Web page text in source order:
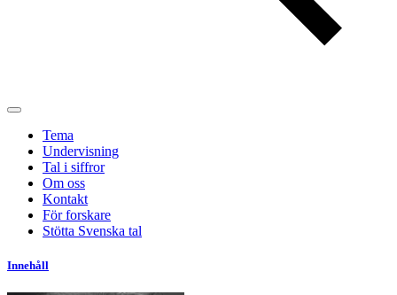
Tema
Undervisning
Tal i siffror
Om oss
Kontakt
För forskare
Stötta Svenska tal
Innehåll